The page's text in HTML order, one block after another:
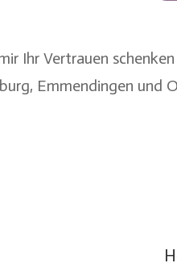
Ihr Vertrauen
, Emmendingen und